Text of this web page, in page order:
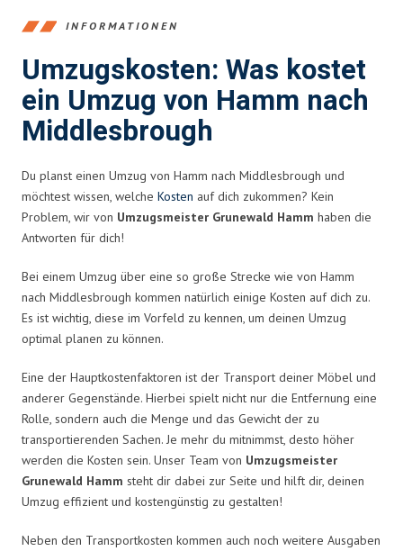
INFORMATIONEN
Umzugskosten: Was kostet
ein Umzug von Hamm nach
Middlesbrough
Du planst einen Umzug von Hamm nach Middlesbrough und
möchtest wissen, welche Kosten auf dich zukommen? Kein
Problem, wir von Umzugsmeister Grunewald Hamm haben die
Antworten für dich!
Bei einem Umzug über eine so große Strecke wie von Hamm
nach Middlesbrough kommen natürlich einige Kosten auf dich zu.
Es ist wichtig, diese im Vorfeld zu kennen, um deinen Umzug
optimal planen zu können.
Eine der Hauptkostenfaktoren ist der Transport deiner Möbel und
anderer Gegenstände. Hierbei spielt nicht nur die Entfernung eine
Rolle, sondern auch die Menge und das Gewicht der zu
transportierenden Sachen. Je mehr du mitnimmst, desto höher
werden die Kosten sein. Unser Team von Umzugsmeister
Grunewald Hamm steht dir dabei zur Seite und hilft dir, deinen
Umzug effizient und kostengünstig zu gestalten!
Neben den Transportkosten kommen auch noch weitere Ausgaben